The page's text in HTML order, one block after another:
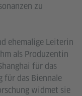
zu
ehemalige Leiterin
als Produzentin
für das
für das Biennale
widmet sie